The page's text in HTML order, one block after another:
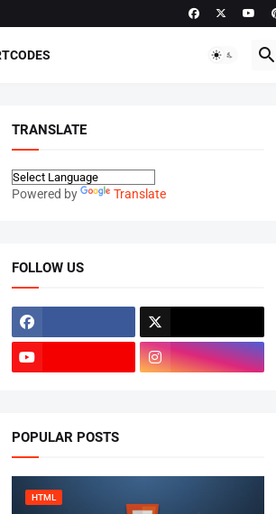
TRANSLATE
Powered by Translate
FOLLOW US
POPULAR POSTS
HTML